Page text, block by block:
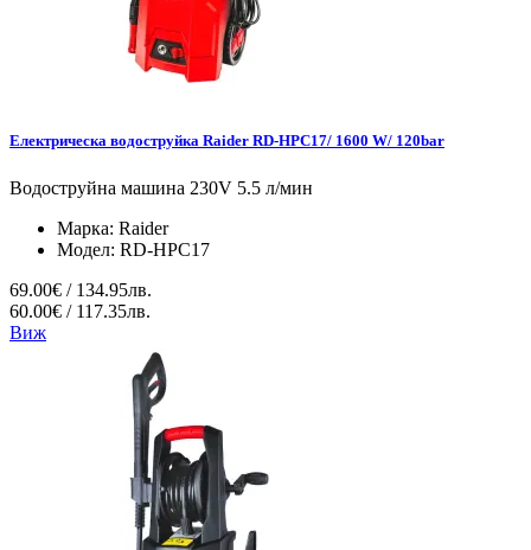
Електрическа водоструйка Raider RD-HPC17/ 1600 W/ 120bar
Водоструйна машина 230V 5.5 л/мин
Марка: Raider
Модел: RD-HPC17
69.00€ / 134.95лв.
60.00€ / 117.35лв.
Виж